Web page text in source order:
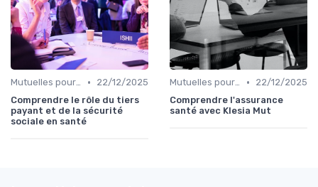
Mutuelles pour Professionnels •
22/12/2025
Comprendre le rôle du tiers
payant et de la sécurité
sociale en santé
Mutuelles pour Particuliers •
22/12/2025
Comprendre l'assurance
santé avec Klesia Mut